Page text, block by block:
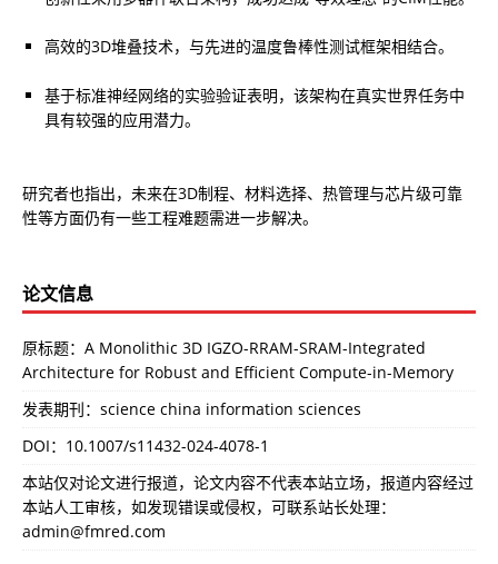
高效的3D堆叠技术，与先进的温度鲁棒性测试框架相结合。
基于标准神经网络的实验验证表明，该架构在真实世界任务中
具有较强的应用潜力。
研究者也指出，未来在3D制程、材料选择、热管理与芯片级可靠
性等方面仍有一些工程难题需进一步解决。
论文信息
原标题：A Monolithic 3D IGZO-RRAM-SRAM-Integrated
Architecture for Robust and Efficient Compute-in-Memory
发表期刊：science china information sciences
DOI： 10.1007/s11432-024-4078-1
本站仅对论文进行报道，论文内容不代表本站立场，报道内容经过
本站人工审核，如发现错误或侵权，可联系站长处理：
admin@fmred.com